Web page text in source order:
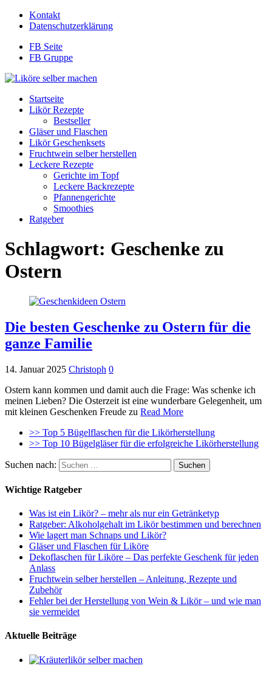
Kontakt
Datenschutzerklärung
FB Seite
FB Gruppe
Startseite
Likör Rezepte
Bestseller
Gläser und Flaschen
Likör Geschenksets
Fruchtwein selber herstellen
Leckere Rezepte
Gerichte im Topf
Leckere Backrezepte
Pfannengerichte
Smoothies
Ratgeber
Schlagwort: Geschenke zu
Ostern
Die besten Geschenke zu Ostern für die
ganze Familie
14. Januar 2025 Christoph 0
Ostern kann kommen und damit auch die Frage: Was schenke ich
meinen Lieben? Die Osterzeit ist eine wunderbare Gelegenheit, um
mit kleinen Geschenken Freude zu Read More
>> Top 5 Bügelflaschen für die Likörherstellung
>> Top 10 Bügelgläser für die erfolgreiche Likörherstellung
Suchen nach:
Wichtige Ratgeber
Was ist ein Likör? – mehr als nur ein Getränketyp
Ratgeber: Alkoholgehalt im Likör bestimmen und berechnen
Wie lagert man Schnaps und Likör?
Gläser und Flaschen für Liköre
Dekoflaschen für Liköre – Das perfekte Geschenk für jeden
Anlass
Fruchtwein selber herstellen – Anleitung, Rezepte und
Zubehör
Fehler bei der Herstellung von Wein & Likör – und wie man
sie vermeidet
Aktuelle Beiträge